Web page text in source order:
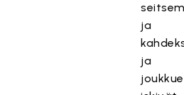
ja
ja